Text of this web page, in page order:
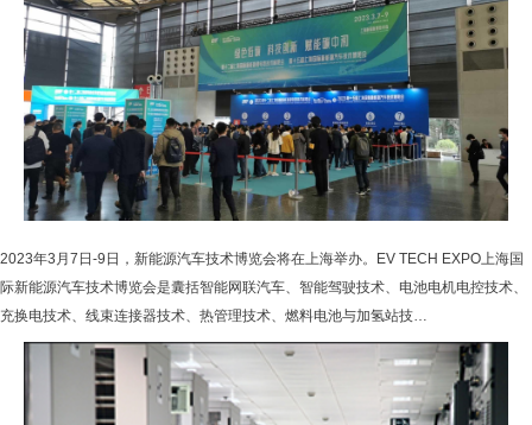
2023年3月7日-9日，新能源汽车技术博览会将在上海举办。EV TECH EXPO上海国
际新能源汽车技术博览会是囊括智能网联汽车、智能驾驶技术、电池电机电控技术、
充换电技术、线束连接器技术、热管理技术、燃料电池与加氢站技…